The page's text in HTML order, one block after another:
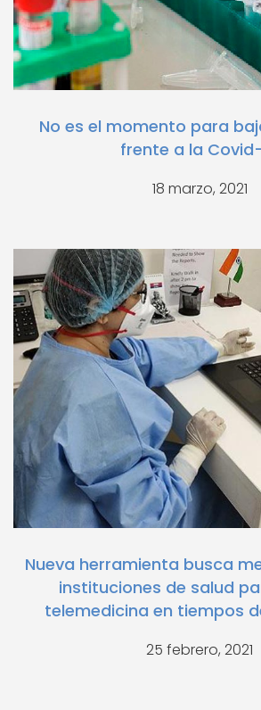
No es el momento para
frente a la
18 marzo, 2021
Nueva herramienta busca
instituciones de salud
telemedicina en tiempos
25 febrero, 2021